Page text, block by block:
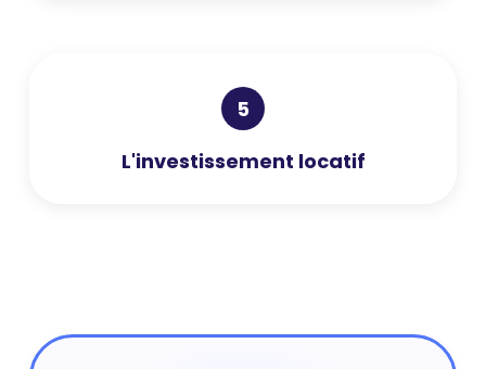
5
L'investissement locatif